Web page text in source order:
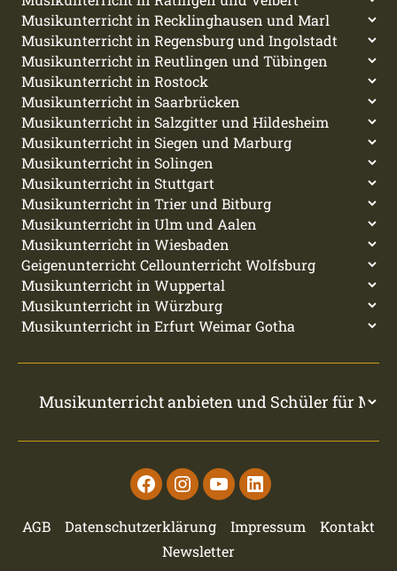
FacebookInstagramYoutubeLinkedin
AGB Datenschutzerklärung Impressum
Kontakt
Newsletter